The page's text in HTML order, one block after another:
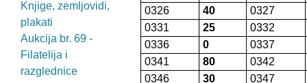
Knjige, zemljovidi,
plakati
Aukcija br. 69 -
Filatelija i
razglednice
0326
40
0327
0331
25
0332
0336
0
0337
0341
80
0342
0346
30
0347